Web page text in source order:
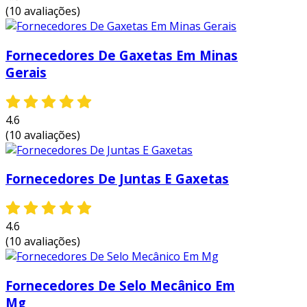
aplicações do selo mecânico 3/4
uma variedade de setores. aqui estão algumas
das principais aplicações:
indústria de processamento de
misturadores, exigindo alta higiene na
vedação.
sistemas químicos: ideal para aplicações
que requerem resistência a produtos
químicos agressivos.
equipamentos que transportam líquidos e
gases, evitando vazamentos prejudiciais.
sistemas hidráulicos : essencial para
(10 avaliações)
Fornecedores De Gaxetas Em Minas
Gerais
4.6
(10 avaliações)
Fornecedores De Juntas E Gaxetas
4.6
(10 avaliações)
Fornecedores De Selo Mecânico Em
Mg